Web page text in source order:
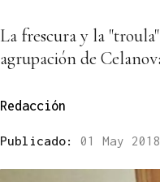
La frescura y la
agrupación de
Redacción
Publicado: 01 May